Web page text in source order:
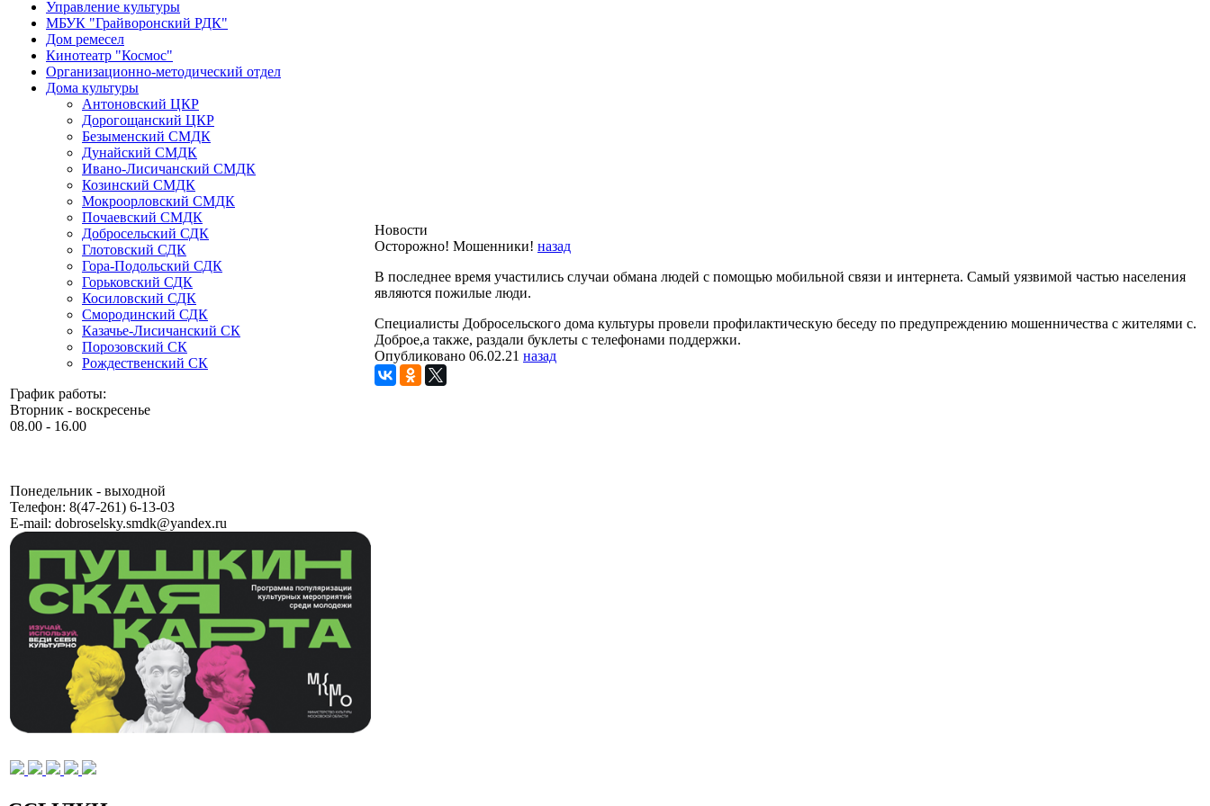
Управление культуры
МБУК "Грайворонский РДК"
Дом ремесел
Кинотеатр "Космос"
Организационно-методический отдел
Дома культуры
Антоновский ЦКР
Дорогощанский ЦКР
Безыменский СМДК
Дунайский СМДК
Ивано-Лисичанский СМДК
Козинский СМДК
Мокроорловский СМДК
Почаевский СМДК
Добросельский СДК
Глотовский СДК
Гора-Подольский СДК
Горьковский СДК
Косиловский СДК
Смородинский СДК
Казачье-Лисичанский СК
Порозовский СК
Рождественский СК
График работы:
Вторник - воскресенье
08.00 - 16.00
Понедельник - выходной
Телефон: 8(47-261) 6-13-03
E-mail: dobroselsky.smdk@yandex.ru
Новости
Осторожно! Мошенники! назад
В последнее время участились случаи обмана людей с помощью мобильной связи и интернета. Самый уязвимой частью населения
являются пожилые люди.
Специалисты Добросельского дома культуры провели профилактическую беседу по предупреждению мошенничества с жителями с.
Доброе,а также, раздали буклеты с телефонами поддержки.
Опубликовано 06.02.21 назад